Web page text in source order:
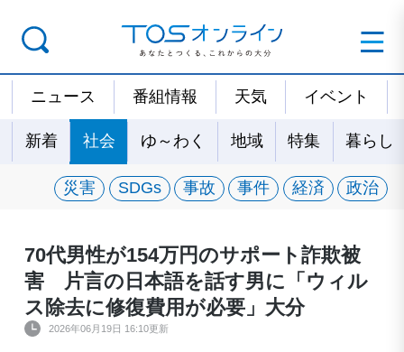
ニュース 番組情報 天気 イベント
新着 社会 ゆ～わく 地域 特集 暮らし
災害 SDGs 事故 事件 経済 政治
70代男性が154万円のサポート詐欺被
害 片言の日本語を話す男に「ウィル
ス除去に修復費用が必要」大分
2026年06月19日 16:10更新